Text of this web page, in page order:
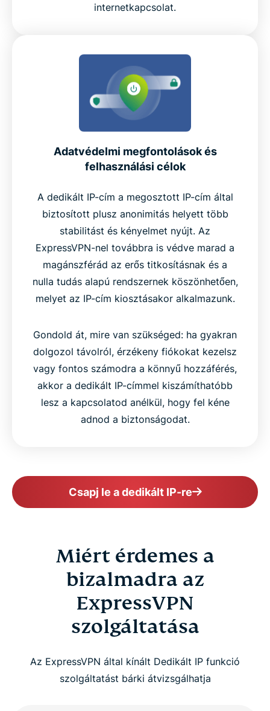
internetkapcsolat.
Adatvédelmi megfontolások és
felhasználási célok
A dedikált IP-cím a megosztott IP-cím által
biztosított plusz anonimitás helyett több
stabilitást és kényelmet nyújt. Az
ExpressVPN-nel továbbra is védve marad a
magánszférád az erős titkosításnak és a
nulla tudás alapú rendszernek köszönhetően,
melyet az IP-cím kiosztásakor alkalmazunk.
Gondold át, mire van szükséged: ha gyakran
dolgozol távolról, érzékeny fiókokat kezelsz
vagy fontos számodra a könnyű hozzáférés,
akkor a dedikált IP-címmel kiszámíthatóbb
lesz a kapcsolatod anélkül, hogy fel kéne
adnod a biztonságodat.
Csapj le a dedikált IP-re
Miért érdemes a
bizalmadra az
ExpressVPN
szolgáltatása
Az ExpressVPN által kínált Dedikált IP funkció
szolgáltatást bárki átvizsgálhatja